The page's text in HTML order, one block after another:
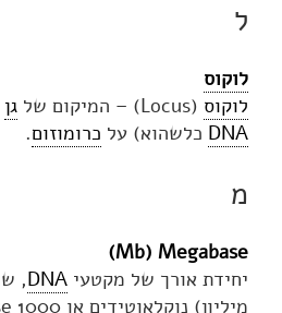
ל
לוקוס
לוקוס (Locus) – המיקום של גן
DNA כלשהוא) על כרומוזום.
מ
Megabase (
Mb
)
יחידת אורך של מקטעי DNA